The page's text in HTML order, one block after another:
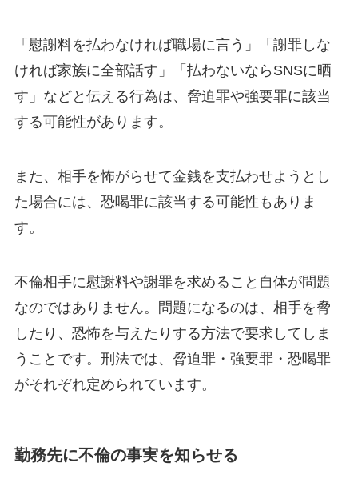
「慰謝料を払わなければ職場に言う」「謝罪しな
ければ家族に全部話す」「払わないならSNSに晒
す」などと伝える行為は、脅迫罪や強要罪に該当
する可能性があります。
また、相手を怖がらせて金銭を支払わせようとし
た場合には、恐喝罪に該当する可能性もありま
す。
不倫相手に慰謝料や謝罪を求めること自体が問題
なのではありません。問題になるのは、相手を脅
したり、恐怖を与えたりする方法で要求してしま
うことです。刑法では、脅迫罪・強要罪・恐喝罪
がそれぞれ定められています。
勤務先に不倫の事実を知らせる